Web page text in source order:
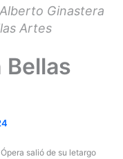
Ginastera
Artes
Bellas
salió de su letargo